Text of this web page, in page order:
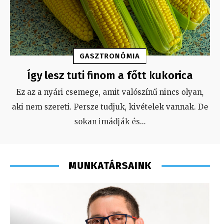
GASZTRONÓMIA
Így lesz tuti finom a főtt kukorica
Ez az a nyári csemege, amit valószínű nincs olyan,
aki nem szereti. Persze tudjuk, kivételek vannak. De
sokan imádják és...
MUNKATÁRSAINK